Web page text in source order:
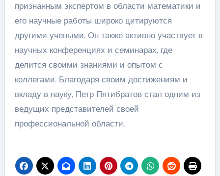
признанным экспертом в области математики и
его научные работы широко цитируются
другими учеными. Он также активно участвует в
научных конференциях и семинарах, где
делится своими знаниями и опытом с
коллегами. Благодаря своим достижениям и
вкладу в науку, Петр Пятибратов стал одним из
ведущих представителей своей
профессиональной области.